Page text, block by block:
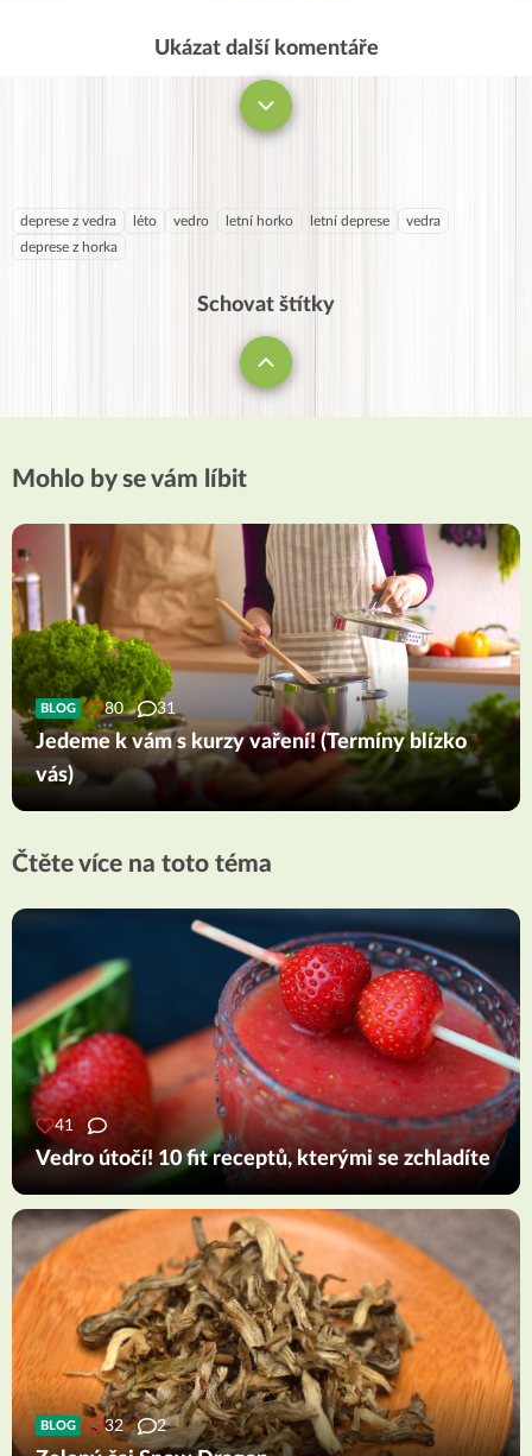
rozumím. Španělsko, tedy Madrid, bych asi fakt
nedala. Díky bohu za Čechy. 😃
Ukázat další komentáře
deprese z vedra léto vedro letní horko letní deprese
vedra
deprese z horka
Schovat štítky
Mohlo by se vám líbit
BLOG 80 31
Jedeme k vám s kurzy vaření! (Termíny blízko
vás)
Čtěte více na toto téma
41
Vedro útočí! 10 fit receptů, kterými se zchladíte
BLOG 32 2